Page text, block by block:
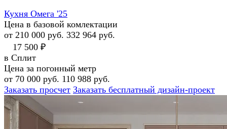
Кухня Омега '25
Цена в базовой комлектации
от 210 000 руб. 332 964 руб.
17 500 ₽
в Сплит
Цена за погонный метр
от 70 000 руб. 110 988 руб.
Заказать просчет Заказать бесплатный дизайн-проект